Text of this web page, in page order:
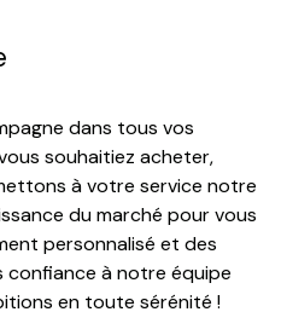
dans tous vos
souhaitiez acheter,
à votre service notre
du marché pour vous
personnalisé et des
confiance à notre équipe
en toute sérénité !